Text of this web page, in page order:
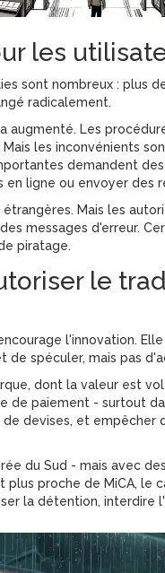
les
sont nombreux : plus
radicalement.
Les
les inconvénients
demandent
ligne ou envoyer des
Mais les
messages d'erreur.
piratage.
le
l'innovation.
spéculer, mais pas
dont la valeur est
de paiement - surtout
devises, et empêcher
du Sud - mais avec
proche de MiCA, le
la détention, interdire